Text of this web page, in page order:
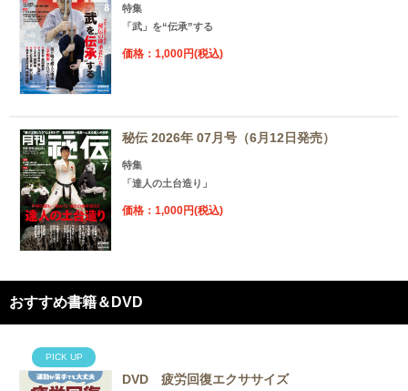
特集
「武」を“伝承”する
価格：1,000円(税込)
秘伝 2026年 07月号（6月12日発売）
特集
「達人の土台造り」
価格：1,000円(税込)
おすすめ書籍＆DVD
PICK UP
DVD 疲労回復エクササイズ